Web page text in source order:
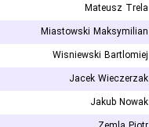
Mateusz Trela
Miastowski Maksymilian
Wisniewski Bartlomiej
Jacek Wieczerzak
Jakub Nowak